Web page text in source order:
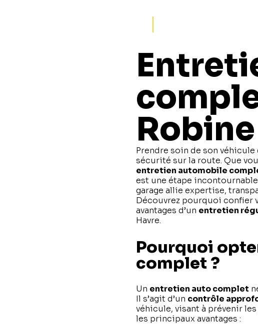
Prendre soin de son
sécurité sur la route. Que
entretien automobile
est une étape
garage allie expertise,
Découvrez pourquoi confier
avantages d’un entretien
Havre.
Pourquoi
complet ?
Un entretien auto complet
Il s’agit d’un contrôle
véhicule, visant à prévenir
les principaux avantages :